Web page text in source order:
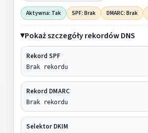
Aktywna: Tak SPF: Brak DMARC: Brak
Pokaż szczegóły rekordów DNS
Rekord SPF
Brak rekordu
Rekord DMARC
Brak rekordu
Selektor DKIM